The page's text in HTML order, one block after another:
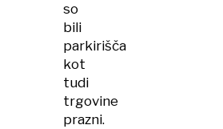
so
bili
parkirišča
kot
tudi
trgovine
prazni.